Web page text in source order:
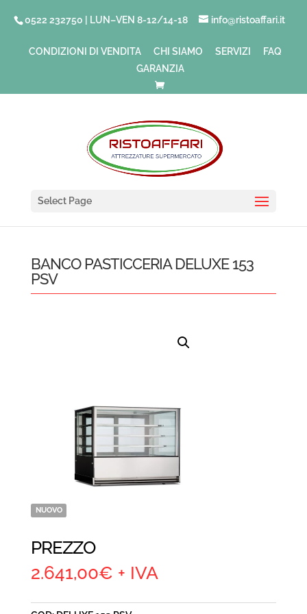
0522 232750 | LUN–VEN 8-12/14-18 info@ristoaffari.it
CONDIZIONI DI VENDITA CHI SIAMO SERVIZI
FAQ
GARANZIA
Select Page
BANCO PASTICCERIA DELUXE 153
PSV
NUOVO
PREZZO
2.641,00€ + IVA